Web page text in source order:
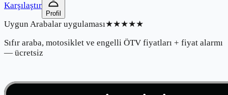
Karşılaştır
Profil
Uygun Arabalar uygulaması★★★★★
Sıfır araba, motosiklet ve engelli ÖTV fiyatları + fiyat alarmı
— ücretsiz